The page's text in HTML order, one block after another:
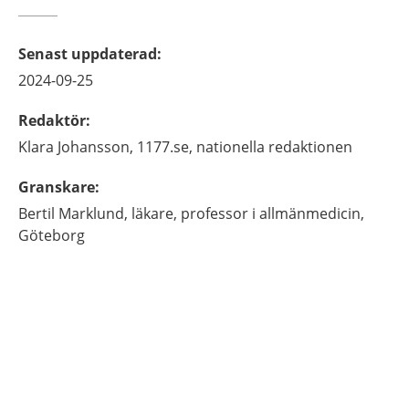
Senast uppdaterad:
2024-09-25
Redaktör:
Klara Johansson, 1177.se, nationella redaktionen
Granskare:
Bertil Marklund, läkare, professor i allmänmedicin,
Göteborg